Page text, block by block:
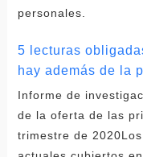
personales.
5 lecturas
hay además de la
Informe de
de la oferta de las
trimestre de